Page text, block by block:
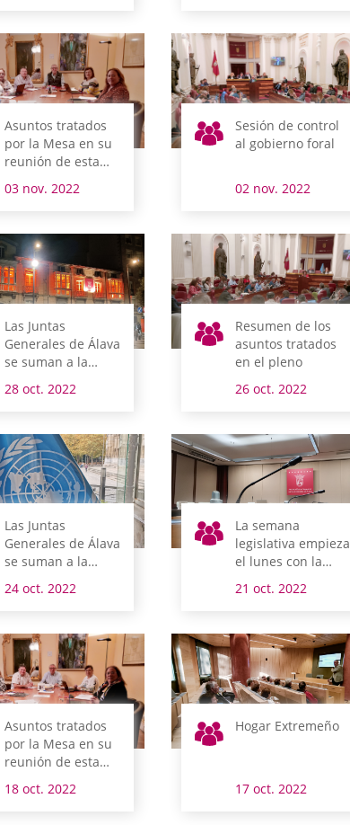
Asuntos tratados
por la Mesa en su
reunión de esta
03 nov. 2022
Sesión de control
al gobierno foral
02 nov. 2022
Las Juntas
Generales de Álava
se suman a la
del Día Mundial
28 oct. 2022
Resumen de los
asuntos tratados
en el pleno
26 oct. 2022
Las Juntas
Generales de Álava
se suman a la
del Día de las
24 oct. 2022
La semana
legislativa empieza
el lunes con la
comisión de Medio
Urbanismo
21 oct. 2022
Asuntos tratados
por la Mesa en su
reunión de esta
18 oct. 2022
Hogar Extremeño
17 oct. 2022